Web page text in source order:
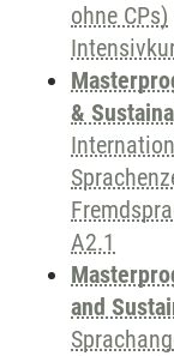
ohne CPs)
&
A2.1
and